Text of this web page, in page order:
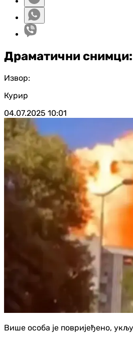
Драматични
Извор:
Курир
04.07.2025 10:01
Више особа је повријеђено,